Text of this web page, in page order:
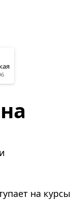
на курсы